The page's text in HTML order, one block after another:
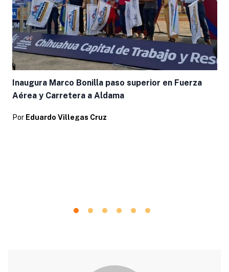
Inaugura Marco Bonilla paso superior en Fuerza
Aérea y Carretera a Aldama
Por Eduardo Villegas Cruz